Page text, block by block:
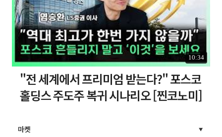
10:34
"전 세계에서 프리미엄 받는다?" 포스코
홀딩스 주도주 복귀 시나리오 [찐코노미]
마켓